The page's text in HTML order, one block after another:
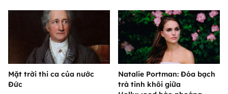
Mặt trời thi ca của nước
Đức
Natalie Portman: Đóa bạch
trà tinh khôi giữa